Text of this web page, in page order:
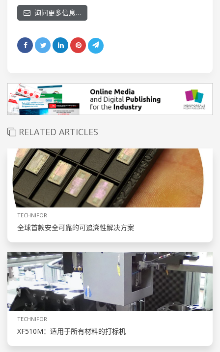
询问更多信息…
RELATED ARTICLES
TECHNIFOR
全球首款安全可靠的可追溯性解决方案
TECHNIFOR
XF510M：适用于所有材料的打标机